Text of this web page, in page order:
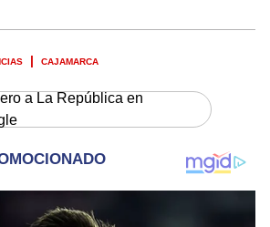
CAJAMARCA
a La República en